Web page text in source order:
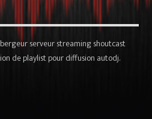
serveur streaming shoutcast
de playlist pour diffusion autodj.